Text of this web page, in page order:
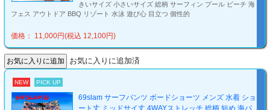
きいサイズ 小さいサイズ 総柄 サーフィン プール ビーチ 海
フェス アウトドア BBQ リゾート 水泳 遊び心 目立つ 個性的
価格： 11,000円(税込 12,100円)
お気に入りに追加済
NEW PICK UP
69slam サーフパンツ ボードショーツ メンズ 水着 ショ
ート丈 ミッドサイ丈 4WAYストレッチ 総柄 短め 海パ